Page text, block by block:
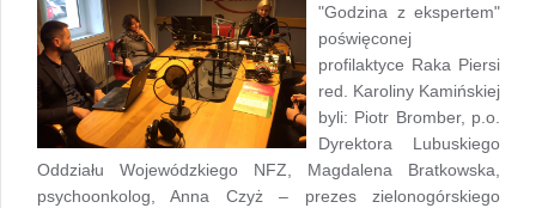
"Godzina z ekspertem"
poświęconej
profilaktyce Raka Piersi
red. Karoliny Kamińskiej
byli: Piotr Bromber, p.o.
Dyrektora Lubuskiego
Oddziału Wojewódzkiego NFZ, Magdalena Bratkowska,
psychoonkolog, Anna Czyż – prezes zielonogórskiego